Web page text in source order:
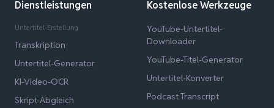
Dienstleistungen
Untertitel-Erstellung
Transkription
Untertitel-Generator
KI-Video-OCR
Skript-Abgleich
Kostenlose Werkzeuge
YouTube-Untertitel-
Downloader
YouTube-Titel-Generator
Untertitel-Konverter
Podcast Transcript